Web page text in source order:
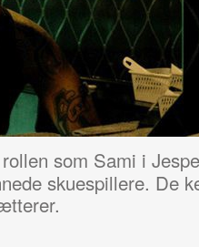
som Sami i
skuespillere. De